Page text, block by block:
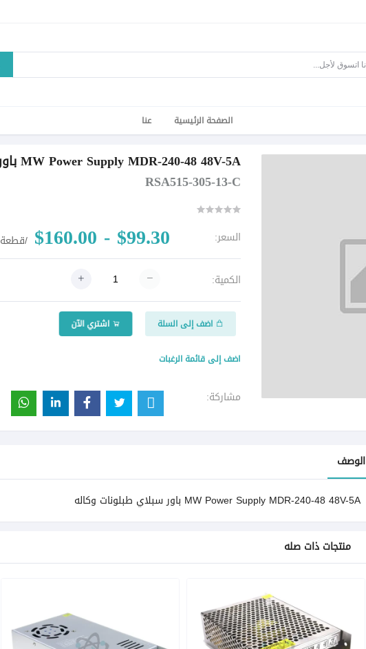
الصفحة الرئيسية عنا
MW Power Supply MDR-240-48 48V-5A باور سبلاي طبلونات وكاله
RSA515-305-13-C
السعر: $99.30 - $160.00 /قطعة
الكمية:
اضف إلى السلة اشتري الآن
اضف إلى قائمة الرغبات
مشاركة:
الوصف
MW Power Supply MDR-240-48 48V-5A باور سبلاي طبلونات وكاله
منتجات ذات صله